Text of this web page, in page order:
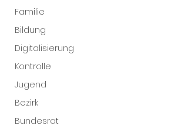
Familie
Bildung
Digitalisierung
Kontrolle
Jugend
Bezirk
Bundesrat